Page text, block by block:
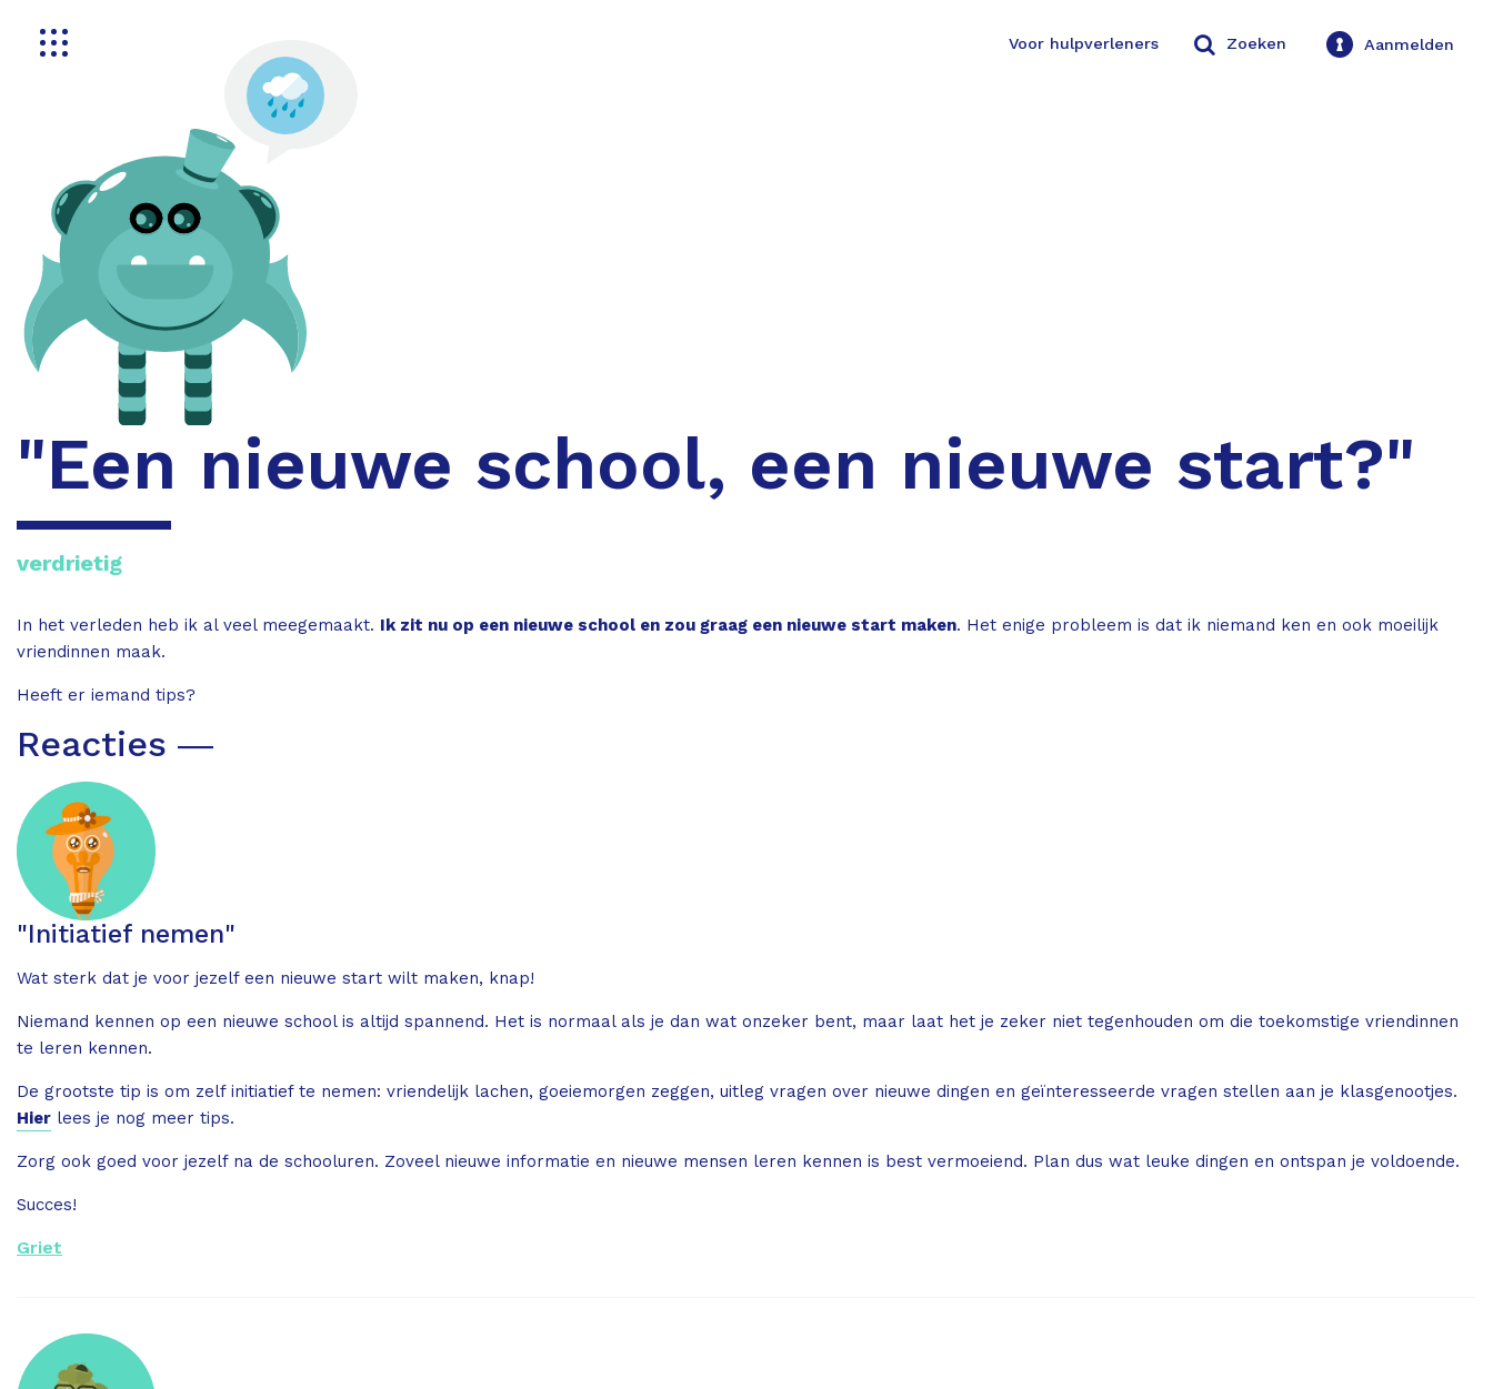
Toggle navigation Voor hulpverleners Zoeken Aanmelden
"Een nieuwe school, een nieuwe start?"
verdrietig
In het verleden heb ik al veel meegemaakt. Ik zit nu op een nieuwe school en zou graag een nieuwe start maken. Het enige probleem is dat ik niemand ken en ook moeilijk
vriendinnen maak.
Heeft er iemand tips?
Reacties ―
"Initiatief nemen"
Wat sterk dat je voor jezelf een nieuwe start wilt maken, knap!
Niemand kennen op een nieuwe school is altijd spannend. Het is normaal als je dan wat onzeker bent, maar laat het je zeker niet tegenhouden om die toekomstige vriendinnen
te leren kennen.
De grootste tip is om zelf initiatief te nemen: vriendelijk lachen, goeiemorgen zeggen, uitleg vragen over nieuwe dingen en geïnteresseerde vragen stellen aan je klasgenootjes.
Hier lees je nog meer tips.
Zorg ook goed voor jezelf na de schooluren. Zoveel nieuwe informatie en nieuwe mensen leren kennen is best vermoeiend. Plan dus wat leuke dingen en ontspan je voldoende.
Succes!
Griet